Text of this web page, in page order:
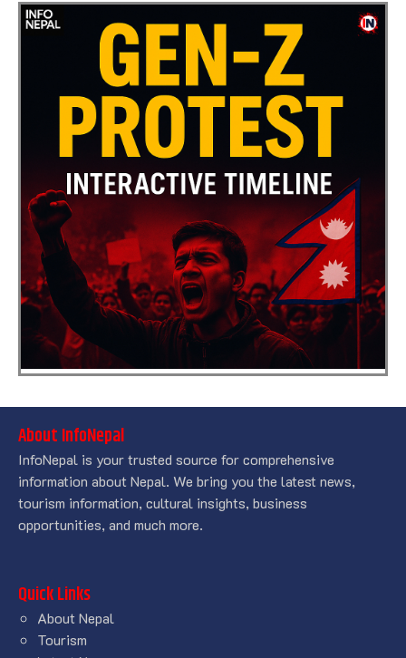
About InfoNepal
InfoNepal is your trusted source for comprehensive
information about Nepal. We bring you the latest news,
tourism information, cultural insights, business
opportunities, and much more.
Quick Links
About Nepal
Tourism